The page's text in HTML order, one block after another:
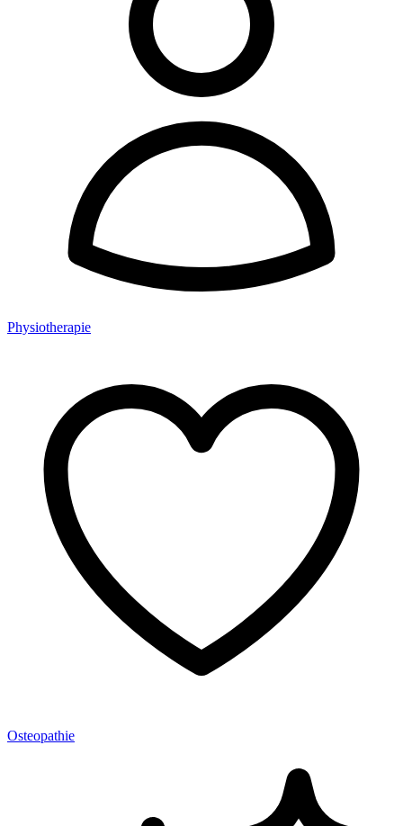
Physiotherapie
Osteopathie